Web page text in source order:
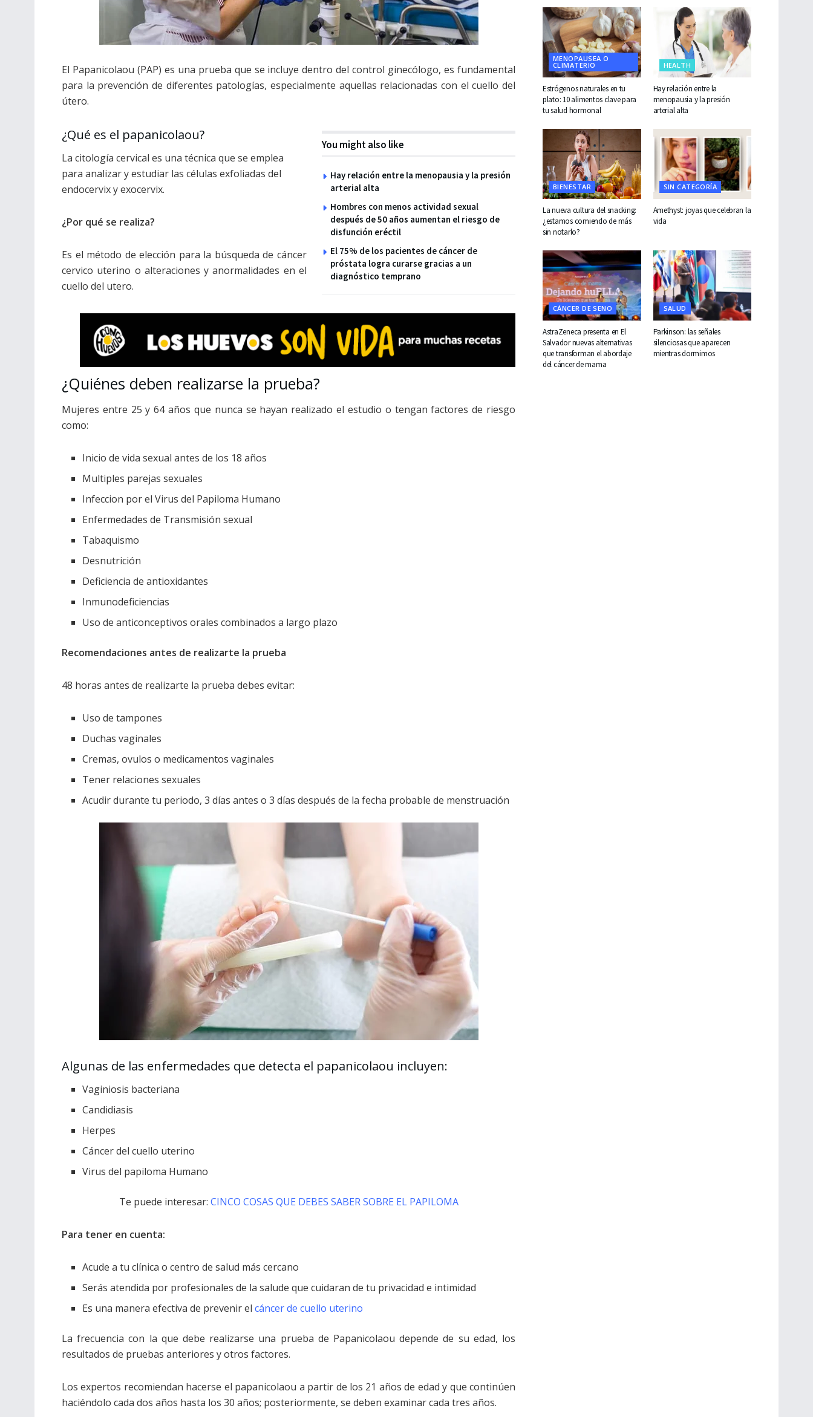
El Papanicolaou (PAP) es una prueba que se incluye dentro del control ginecólogo, es fundamental
para la prevención de diferentes patologías, especialmente aquellas relacionadas con el cuello del
útero.
You might also like
Hay relación entre la menopausia y la presión
arterial alta
Hombres con menos actividad sexual
después de 50 años aumentan el riesgo de
disfunción eréctil
El 75% de los pacientes de cáncer de
próstata logra curarse gracias a un
diagnóstico temprano
¿Qué es el papanicolaou?
La citología cervical es una técnica que se emplea
para analizar y estudiar las células exfoliadas del
endocervix y exocervix.
¿Por qué se realiza?
Es el método de elección para la búsqueda de cáncer
cervico uterino o alteraciones y anormalidades en el
cuello del utero.
¿Quiénes deben realizarse la prueba?
Mujeres entre 25 y 64 años que nunca se hayan realizado el estudio o tengan factores de riesgo
como:
Inicio de vida sexual antes de los 18 años
Multiples parejas sexuales
Infeccion por el Virus del Papiloma Humano
Enfermedades de Transmisión sexual
Tabaquismo
Desnutrición
Deficiencia de antioxidantes
Inmunodeficiencias
Uso de anticonceptivos orales combinados a largo plazo
Recomendaciones antes de realizarte la prueba
48 horas antes de realizarte la prueba debes evitar:
Uso de tampones
Duchas vaginales
Cremas, ovulos o medicamentos vaginales
Tener relaciones sexuales
Acudir durante tu periodo, 3 días antes o 3 días después de la fecha probable de menstruación
Algunas de las enfermedades que detecta el papanicolaou incluyen:
Vaginiosis bacteriana
Candidiasis
Herpes
Cáncer del cuello uterino
Virus del papiloma Humano
Te puede interesar: CINCO COSAS QUE DEBES SABER SOBRE EL PAPILOMA
Para tener en cuenta:
Acude a tu clínica o centro de salud más cercano
Serás atendida por profesionales de la salude que cuidaran de tu privacidad e intimidad
Es una manera efectiva de prevenir elcáncer de cuello uterino
La frecuencia con la que debe realizarse una prueba de Papanicolaou depende de su edad, los
resultados de pruebas anteriores y otros factores.
Los expertos recomiendan hacerse el papanicolaou a partir de los 21 años de edad y que continúen
haciéndolo cada dos años hasta los 30 años; posteriormente, se deben examinar cada tres años.
MENOPAUSEA O
CLIMATERIO
Estrógenos naturales en tu
plato: 10 alimentos clave para
tu salud hormonal
HEALTH
Hay relación entre la
menopausia y la presión
arterial alta
BIENESTAR
La nueva cultura del snacking:
¿estamos comiendo de más
sin notarlo?
SIN CATEGORÍA
Amethyst: joyas que celebran la
vida
CÁNCER DE SENO
AstraZeneca presenta en El
Salvador nuevas alternativas
que transforman el abordaje
del cáncer de mama
SALUD
Parkinson: las señales
silenciosas que aparecen
mientras dormimos